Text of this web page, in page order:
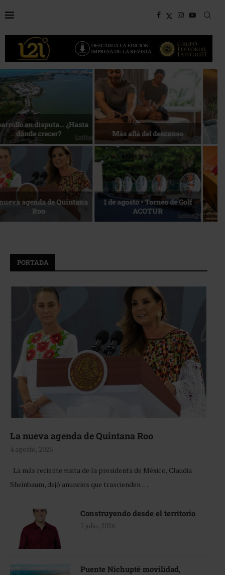
Bottega, un viaje servido a la
mesa
Energía que Impulsa la
competitividad
Reconocimiento de viajeros La esencia del servicio
PORTADA
La nueva agenda de Quintana Roo
4 agosto, 2026
La más reciente visita de la presidenta de México, Claudia
Sheinbaum, dejó anuncios que trascienden …
Construyendo desde el territorio
2 julio, 2026
Puente Nichupté movilidad,